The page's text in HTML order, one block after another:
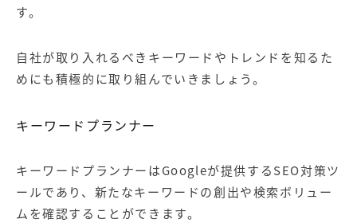
す。
自社が取り入れるべきキーワードやトレンドを知るた
めにも積極的に取り組んでいきましょう。
キーワードプランナー
キーワードプランナーはGoogleが提供するSEO対策ツ
ールであり、新たなキーワードの創出や検索ボリュー
ムを確認することができます。